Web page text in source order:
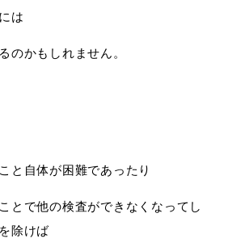
は
のかもしれません。
と自体が困難であったり
とで他の検査ができなくなってし
除けば